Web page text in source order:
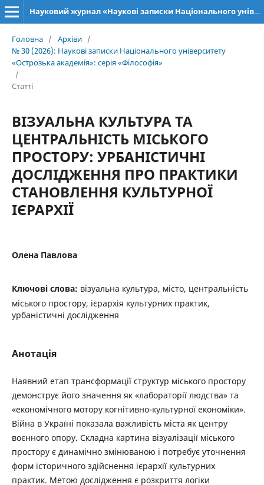
Науковий журнал «Наукові записки Національного університету «Острозька академія»: серія «Філософія»
Головна / Архіви /
№ 30 (2026): Наукові записки Національного університету
«Острозька академія»: серія «Філософія»
/
Статті
ВІЗУАЛЬНА КУЛЬТУРА ТА
ЦЕНТРАЛЬНІСТЬ МІСЬКОГО
ПРОСТОРУ: УРБАНІСТИЧНІ
ДОСЛІДЖЕННЯ ПРО ПРАКТИКИ
СТАНОВЛЕННЯ КУЛЬТУРНОЇ
ІЄРАРХІЇ
Олена Павлова
Ключові слова: візуальна культура, місто, центральність
міського простору, ієрархія культурних практик,
урбаністичні дослідження
Анотація
Наявний етап трансформації структур міського простору
демонструє його значення як «лабораторії ­людства» та
«економічного мотору когнітивно-культурної економіки».
Війна в Україні показала ­важливість міста як центру
воєнного опору. Складна картина візуалізації міського
простору є динамічно змінюваною і ­потребує уточнення
форм історичного здійснення ієрархії культурних
практик. Метою ­дослідження є ­розкриття логіки